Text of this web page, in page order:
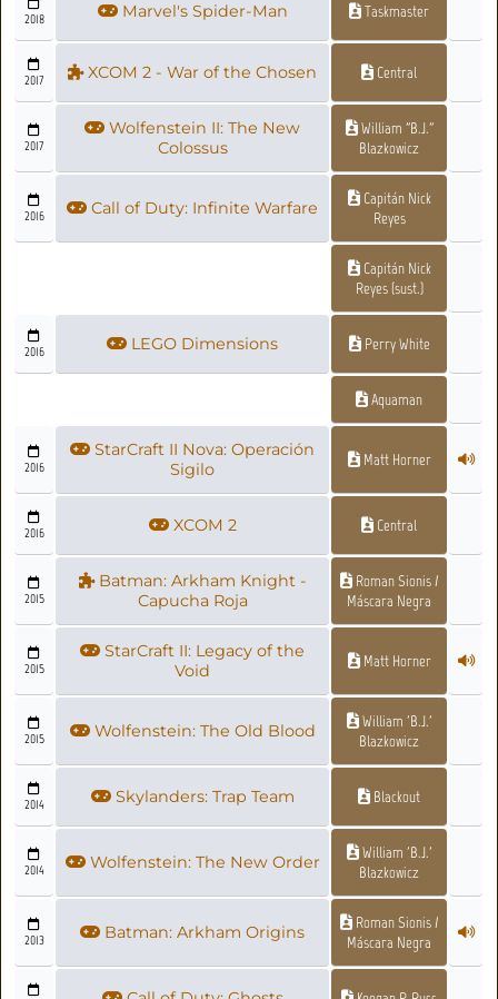
2018 Marvel's Spider-Man Taskmaster
2017 XCOM 2 - War of the Chosen Central
2017
Wolfenstein II: The New
Colossus
William "B.J."
Blazkowicz
2016 Call of Duty: Infinite Warfare
Capitán Nick
Reyes
Capitán Nick
Reyes (sust.)
2016 LEGO Dimensions Perry White
Aquaman
2016
StarCraft II Nova: Operación
Sigilo
Matt Horner
2016 XCOM 2 Central
2015
Batman: Arkham Knight -
Capucha Roja
Roman Sionis /
Máscara Negra
2015
StarCraft II: Legacy of the
Void
Matt Horner
2015 Wolfenstein: The Old Blood
William 'B.J.'
Blazkowicz
2014 Skylanders: Trap Team Blackout
2014 Wolfenstein: The New Order
William 'B.J.'
Blazkowicz
2013 Batman: Arkham Origins
Roman Sionis /
Máscara Negra